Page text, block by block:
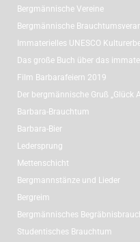
Bergmännische Vereine
Bergmännische
Immaterielles UNESCO
Das große Buch über das
Film Barbarafeiern 2019
Der bergmännische Gruß „Glück
Barbara-Brauchtum
Barbara-Bier
Ledersprung
Mettenschicht
Bergmannstänze und Lieder
Bergreim
Bergmännisches
Studentisches Brauchtum